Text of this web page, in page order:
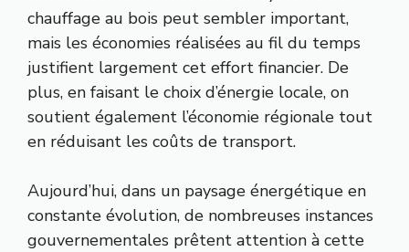
chauffage au bois peut sembler important,
mais les économies réalisées au fil du temps
justifient largement cet effort financier. De
plus, en faisant le choix d’énergie locale, on
soutient également l’économie régionale tout
en réduisant les coûts de transport.
Aujourd’hui, dans un paysage énergétique en
constante évolution, de nombreuses instances
gouvernementales prêtent attention à cette